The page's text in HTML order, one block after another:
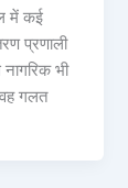
में कई
प्रणाली
भी
वह गलत